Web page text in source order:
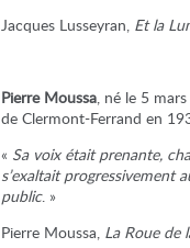
Jacques Lusseyran, Et la
Pierre Moussa, né le 5
de Clermont-Ferrand en
« Sa voix était prenante,
s’exaltait progressivement
public. »
Pierre Moussa, La Roue de